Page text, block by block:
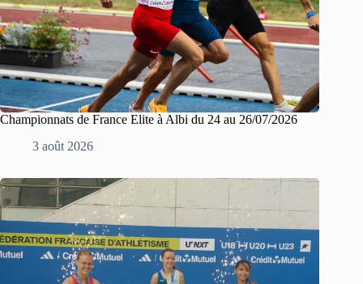
Championnats de France Elite à Albi du 24 au 26/07/2026
3 août 2026